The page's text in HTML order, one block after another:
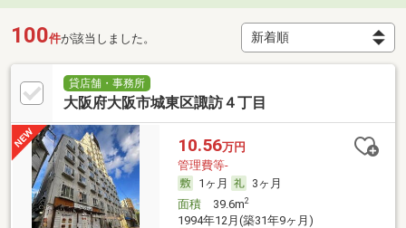
100件が該当しました。
貸店舗・事務所
大阪府大阪市城東区諏訪４丁目
10.56万円
管理費等-
1ヶ月
3ヶ月
面積39.6m2
1994年12月(築31年9ヶ月)